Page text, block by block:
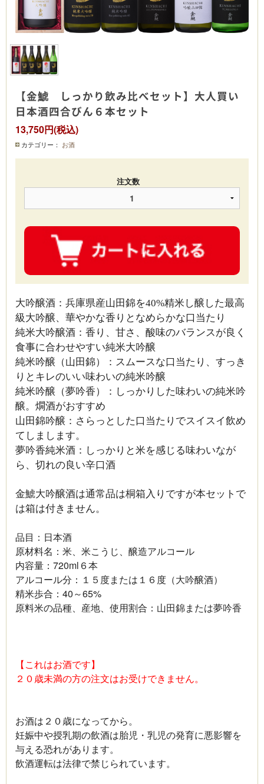
【金鯱 しっかり飲み比べセット】大人買い
日本酒四合びん６本セット
13,750円(税込)
カテゴリー： お酒
注文数
大吟醸酒：兵庫県産山田錦を40%精米し醸した最高
級大吟醸、華やかな香りとなめらかな口当たり
純米大吟醸酒：香り、甘さ、酸味のバランスが良く
食事に合わせやすい純米大吟醸
純米吟醸（山田錦）：スムースな口当たり、すっき
りとキレのいい味わいの純米吟醸
純米吟醸（夢吟香）：しっかりした味わいの純米吟
醸。燗酒がおすすめ
山田錦吟醸：さらっとした口当たりでスイスイ飲め
てしまします。
夢吟香純米酒：しっかりと米を感じる味わいなが
ら、切れの良い辛口酒
金鯱大吟醸酒は通常品は桐箱入りですが本セットで
は箱は付きません。
品目：日本酒
原材料名：米、米こうじ、醸造アルコール
内容量：720ml６本
アルコール分：１５度または１６度（大吟醸酒）
精米歩合：40～65%
原料米の品種、産地、使用割合：山田錦または夢吟香
【これはお酒です】
２０歳未満の方の注文はお受けできません。
お酒は２０歳になってから。
妊娠中や授乳期の飲酒は胎児・乳児の発育に悪影響を
与える恐れがあります。
飲酒運転は法律で禁じられています。